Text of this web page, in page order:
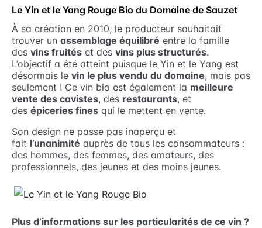
Le Yin et le Yang Rouge Bio du Domaine de Sauzet
À sa création en 2010, le producteur souhaitait
trouver un assemblage équilibré entre la famille
des vins fruités et des vins plus structurés.
L’objectif a été atteint puisque le Yin et le Yang est
désormais le vin le plus vendu du domaine, mais pas
seulement ! Ce vin bio est également la meilleure
vente des cavistes, des restaurants, et
des épiceries fines qui le mettent en vente.
Son design ne passe pas inaperçu et
fait l’unanimité auprès de tous les consommateurs :
des hommes, des femmes, des amateurs, des
professionnels, des jeunes et des moins jeunes.
Plus d’informations sur les particularités de ce vin ?